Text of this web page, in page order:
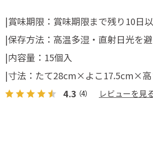
|賞味期限：賞味期限まで残り10日
|保存方法：高温多湿・直射日光を
|内容量：15個入
|寸法：たて28cm×よこ17.5cm×高
4.3 （4） レビューを見